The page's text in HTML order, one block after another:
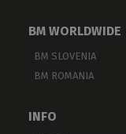
BM WORLDWIDE
BM SLOVENIA
BM ROMANIA
INFO